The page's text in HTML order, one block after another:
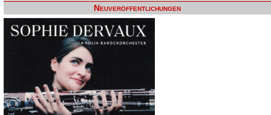
Neuveröffentlichungen